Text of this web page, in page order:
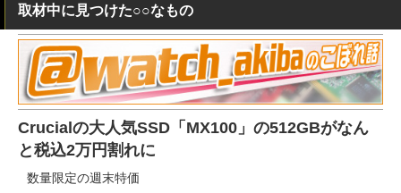
取材中に見つけた○○なもの
Crucialの大人気SSD「MX100」の512GBがなん
と税込2万円割れに
数量限定の週末特価